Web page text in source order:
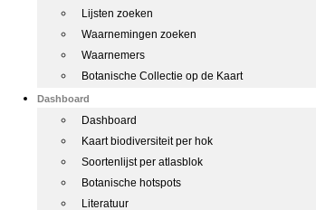
Lijsten zoeken
Waarnemingen zoeken
Waarnemers
Botanische Collectie op de Kaart
Dashboard
Dashboard
Kaart biodiversiteit per hok
Soortenlijst per atlasblok
Botanische hotspots
Literatuur